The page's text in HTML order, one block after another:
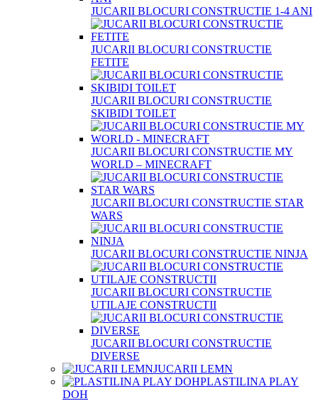
JUCARII BLOCURI CONSTRUCTIE 1-4 ANI
JUCARII BLOCURI CONSTRUCTIE
FETITE
JUCARII BLOCURI CONSTRUCTIE
SKIBIDI TOILET
JUCARII BLOCURI CONSTRUCTIE MY
WORLD – MINECRAFT
JUCARII BLOCURI CONSTRUCTIE STAR
WARS
JUCARII BLOCURI CONSTRUCTIE NINJA
JUCARII BLOCURI CONSTRUCTIE
UTILAJE CONSTRUCTII
JUCARII BLOCURI CONSTRUCTIE
DIVERSE
JUCARII LEMN
PLASTILINA PLAY
DOH